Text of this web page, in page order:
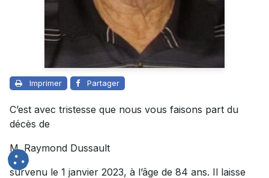
Imprimer Partager
C’est avec tristesse que nous vous faisons part du
décès de
M. Raymond Dussault
survenu le 1 janvier 2023, à l’âge de 84 ans. Il laisse